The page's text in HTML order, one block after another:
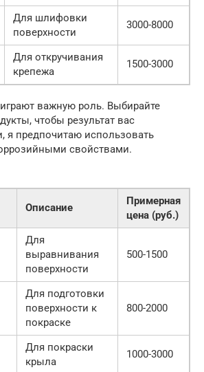
Для шлифовки
поверхности
3000-8000
Для откручивания
крепежа
1500-3000
важную роль. Выбирайте
чтобы результат вас
я предпочитаю использовать
свойствами.
Описание
Примерная
цена (руб.)
Для
выравнивания
поверхности
500-1500
Для подготовки
поверхности к
покраске
800-2000
Для покраски
крыла
1000-3000